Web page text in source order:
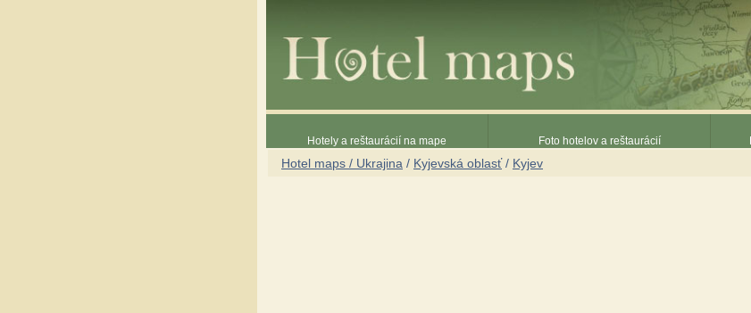
Hotely a reštaurácií na mape Foto hotelov a reštaurácií
Hotel maps / Ukrajina / Kyjevská oblasť/ Kyjev